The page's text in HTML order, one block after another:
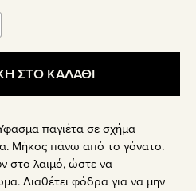
ΣΤΟ ΚΑΛΑΘΙ
παγιέτα σε σχήμα
Μήκος πάνω από το γόνατο.
στο λαιμό, ώστε να
Διαθέτει φόδρα για να μην